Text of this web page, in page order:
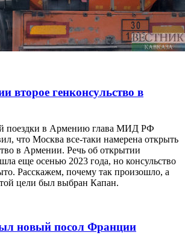
второе генконсульство в
поездки в Армению глава МИД РФ
что Москва все-таки намерена открыть
в Армении. Речь об открытии
еще осенью 2023 года, но консульство
Расскажем, почему так произошло, а
цели был выбран Капан.
новый посол Франции